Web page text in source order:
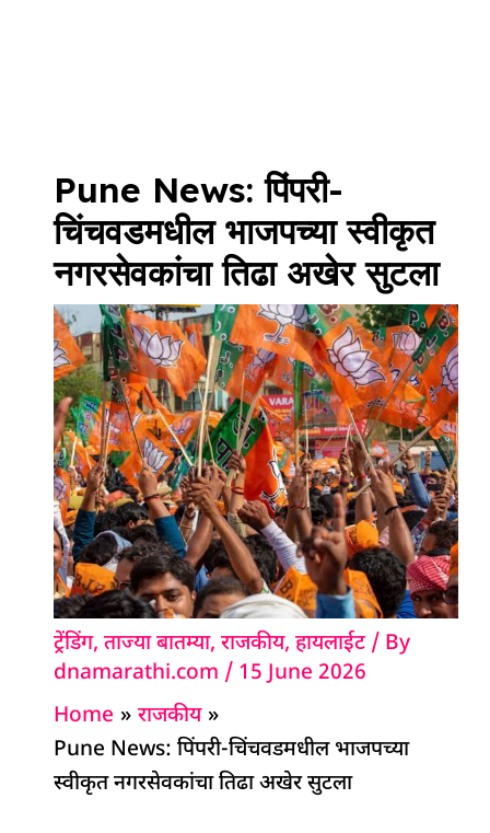
Pune News: पिंपरी-
चिंचवडमधील भाजपच्या स्वीकृत
नगरसेवकांचा तिढा अखेर सुटला
ट्रेंडिंग,ताज्या बातम्या,राजकीय,हायलाईट/ By
dnamarathi.com / 15 June 2026
Home
राजकीय
Pune News: पिंपरी-चिंचवडमधील भाजपच्या
स्वीकृत नगरसेवकांचा तिढा अखेर सुटला